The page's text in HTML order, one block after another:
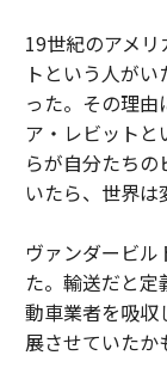
19世紀のアメ
トという人が
った。その理
ア・レビット
らが自分たち
いたら、世界は
ヴァンダービ
た。輸送だと
動車業者を吸収
展させていたか